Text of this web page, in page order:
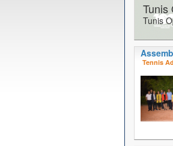
Tunis
Tunis
Tennis